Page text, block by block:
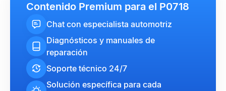
Contenido Premium para el P0718
Chat con especialista automotriz
Diagnósticos y manuales de
reparación
Soporte técnico 24/7
Solución específica para cada